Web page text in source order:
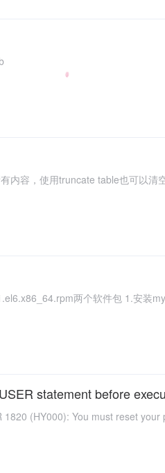
容，使用truncate table也可以清
两个软件包 1.安装
statement before
(HY000): You must reset